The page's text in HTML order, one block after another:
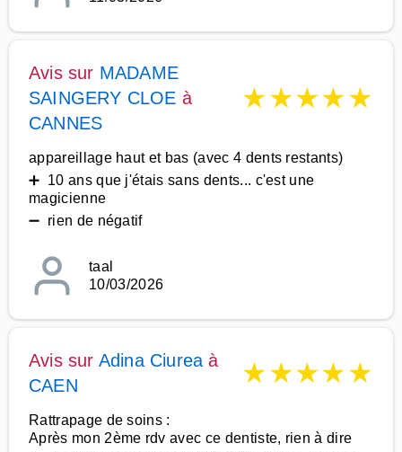
Avis sur MADAME
SAINGERY CLOE à
CANNES
★★★★★
appareillage haut et bas (avec 4 dents restants)
➕ 10 ans que j'étais sans dents... c'est une
magicienne
➖ rien de négatif
taal
10/03/2026
Avis sur Adina Ciurea à
CAEN
★★★★★
Rattrapage de soins :
Après mon 2ème rdv avec ce dentiste, rien à dire